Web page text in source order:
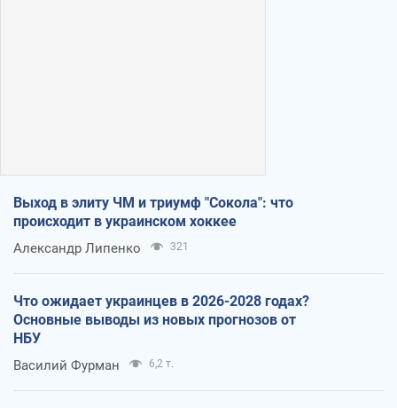
Выход в элиту ЧМ и триумф "Сокола": что
происходит в украинском хоккее
Александр Липенко 321
Что ожидает украинцев в 2026-2028 годах?
Основные выводы из новых прогнозов от
НБУ
Василий Фурман 6,2 т.